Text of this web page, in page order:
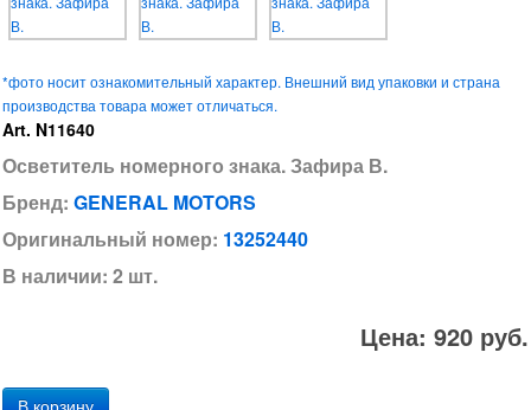
*фото носит ознакомительный характер. Внешний вид упаковки и страна
производства товара может отличаться.
Art. N11640
Осветитель номерного знака. Зафира В.
Бренд: GENERAL MOTORS
Оригинальный номер: 13252440
В наличии: 2 шт.
Цена: 920 руб.